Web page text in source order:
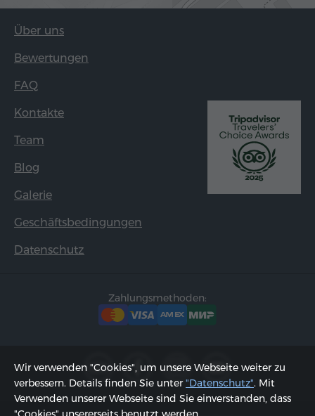
Über uns
Bewertungen
FAQ
Kontakte
Team
Blog
Galerie
Geschäftsbedingungen
Datenschutz
Zahlungsmethoden:
Wir verwenden "Cookies", um unsere Webseite weiter zu
verbessern. Details finden Sie unter"Datenschutz". Mit
Verwenden unserer Webseite sind Sie einverstanden, dass